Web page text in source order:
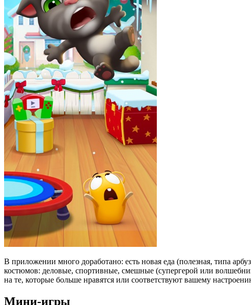
В приложении много доработано: есть новая еда (полезная, типа
костюмов: деловые, спортивные, смешные (супергерой или
на те, которые больше нравятся или соответствуют вашему
Мини-игры